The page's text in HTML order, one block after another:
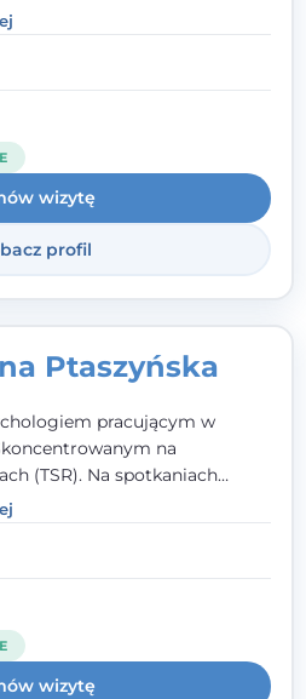
metody do
zasobów pacjenta. Wierzę
w Tobie zasoby, które
z kryzysu - a jeśli jeszcze
pomogę Ci je odsłonić.
wizytę
profil
Ptaszyńska
pracującym w
na
(TSR). Na spotkaniach
dopasowany do Ciebie -
starcie nie wiesz dokładnie,
odkrywamy to razem,
Towarzyszę dorosłym oraz
13. roku życia.
wizytę